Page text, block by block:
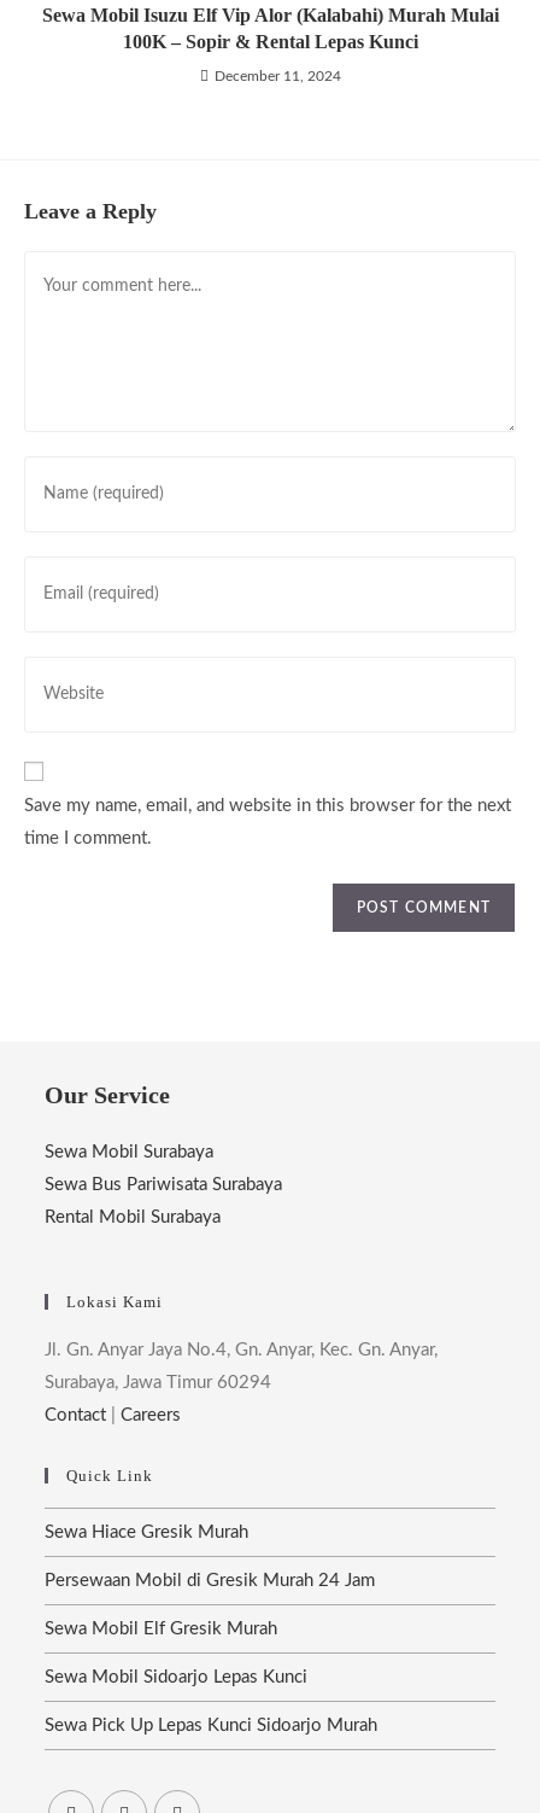
Sewa Mobil Isuzu Elf Vip Alor (Kalabahi) Murah Mulai
100K – Sopir & Rental Lepas Kunci
December 11, 2024
Leave a Reply
your
username
your
your
URL
Save my name, email, and website in this browser for the next
time I comment.
Our Service
Sewa Mobil Surabaya
Sewa Bus Pariwisata Surabaya
Rental Mobil Surabaya
Lokasi Kami
Jl. Gn. Anyar Jaya No.4, Gn. Anyar, Kec. Gn. Anyar,
Surabaya, Jawa Timur 60294
Contact |Careers
Quick Link
Sewa Hiace Gresik Murah
Persewaan Mobil di Gresik Murah 24 Jam
Sewa Mobil Elf Gresik Murah
Sewa Mobil Sidoarjo Lepas Kunci
Sewa Pick Up Lepas Kunci Sidoarjo Murah